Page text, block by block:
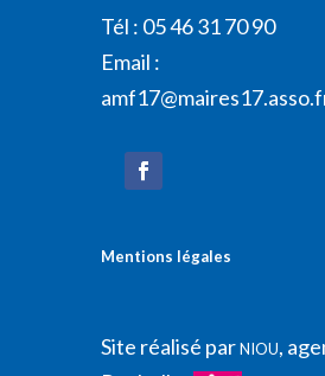
Tél : 05 46 31 70 90
Email :
Mentions légales
Site réalisé parNIOU,